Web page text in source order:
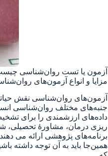
آزمون یا تست روان‌شناسی
مزایا و انواع آزمون‌های
آزمون‌های روان‌شناسی نقش
جنبه‌های مختلف روان‌شناسی
داده‌های ارزشمندی را برای
ریزی درمان، مشاورهٔ تحصیلی،
برنامه‌های پژوهشی ارائه می
همین‌جا باید به آن توجه داشته